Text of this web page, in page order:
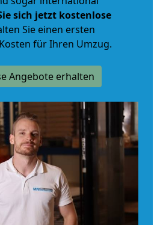
sich jetzt kostenlose
Sie einen ersten
für Ihren Umzug.
Angebote erhalten